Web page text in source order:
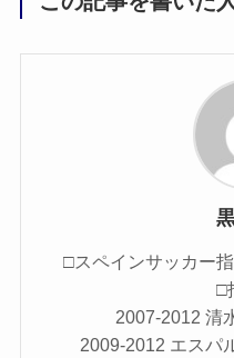
□スペインサッカー
□
2007-2012 清
2009-2012 エスパ